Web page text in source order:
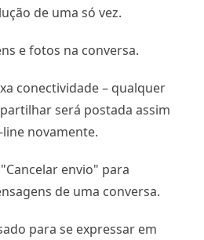
de uma só vez.
e fotos na conversa.
conectividade – qualquer
será postada assim
novamente.
envio" para
de uma conversa.
para se expressar em